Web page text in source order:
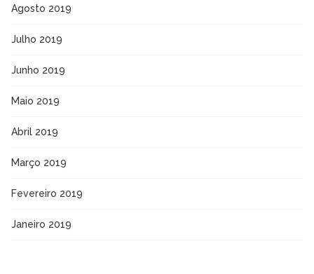
Agosto 2019
Julho 2019
Junho 2019
Maio 2019
Abril 2019
Março 2019
Fevereiro 2019
Janeiro 2019